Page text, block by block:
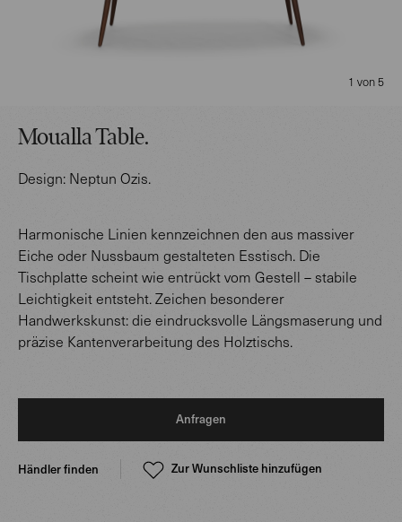
Moualla Table.
Design: Neptun Ozis.
Harmonische Linien kennzeichnen den aus massiver
Eiche oder Nussbaum gestalteten Esstisch. Die
Tischplatte scheint wie entrückt vom Gestell – stabile
Leichtigkeit entsteht. Zeichen besonderer
Handwerkskunst: die eindrucksvolle Längsmaserung und
präzise Kantenverarbeitung des Holztischs.
Anfragen
Händler finden Zur Wunschliste hinzufügen
1 von 5